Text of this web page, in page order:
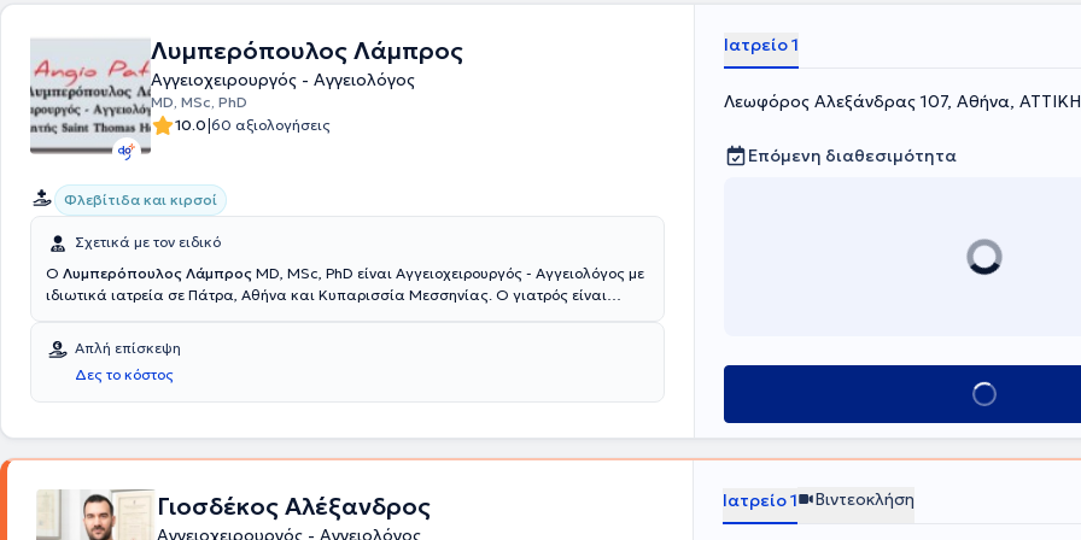
Λυμπερόπουλος Λάμπρος
Αγγειοχειρουργός - Αγγειολόγος
MD, MSc, PhD
10.0|60 αξιολογήσεις
Φλεβίτιδα και κιρσοί
Σχετικά με τον ειδικό
Ο Λυμπερόπουλος Λάμπρος MD, MSc, PhD είναι Αγγειοχειρουργός - Αγγειολόγος με
ιδιωτικά ιατρεία σε Πάτρα, Αθήνα και Κυπαρισσία Μεσσηνίας. Ο γιατρός είναι
ανώδυνη θεραπεία φλεβικών παθήσεων με laser και στον έλεγχο κυκλοφορικού
συστήματος με την χρήση dopler και triplex. Στο ιατρείο πραγματοποιούνται όλες οι
σύγχρονες τεχνικές για τις φλέβες και αντιμετωπίζονται παθήσεις φλεβών και
αρτηριών, κιρσοί, ευρυαγγείες, ανευρύσματα, λεφοιδήματα και θρομβώσεις.
Απλή επίσκεψη
Δες το κόστος
Ιατρείο 1
Λεωφόρος Αλεξάνδρας 107, Αθήνα, ΑΤΤΙΚΗ
Επόμενη διαθεσιμότητα
Κλείσε ραντεβού
Γιοσδέκος Αλέξανδρος
Αγγειοχειρουργός - Αγγειολόγος
Ιατρείο 1 Βιντεοκλήση